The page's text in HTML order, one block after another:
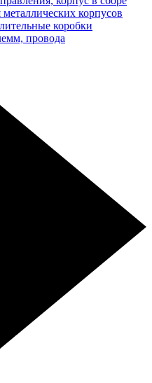
корпусов
коробки
провода